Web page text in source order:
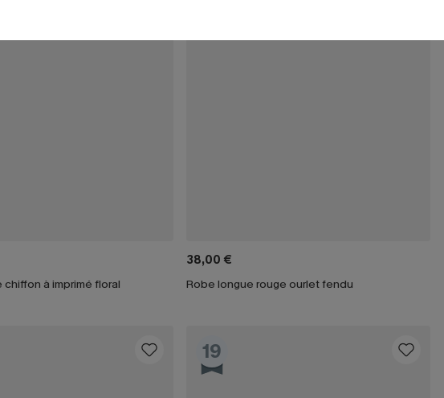
à imprimé floral
38,00 €
Robe longue rouge ourlet fendu
19